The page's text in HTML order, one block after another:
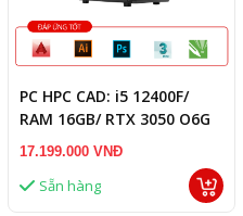
PC HPC CAD: i5 12400F/
RAM 16GB/ RTX 3050 O6G
17.199.000 VNĐ
Sẵn hàng